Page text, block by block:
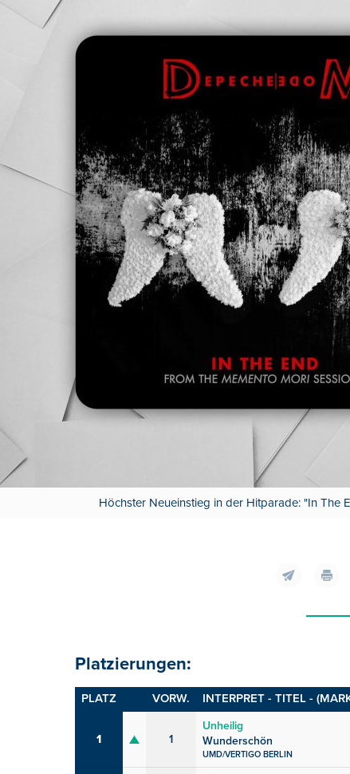
Höchster Neueinstieg in der Hitparade: "In The
Platzierungen:
PLATZ VORW. INTERPRET - TITEL -
1 1
Unheilig
Wunderschön
UMD/VERTIGO BERLIN